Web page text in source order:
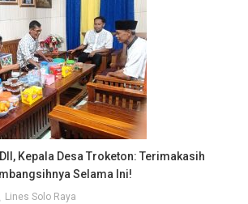
Kepala Desa Troketon: Terimakasih
Selama Ini!
Lines Solo Raya